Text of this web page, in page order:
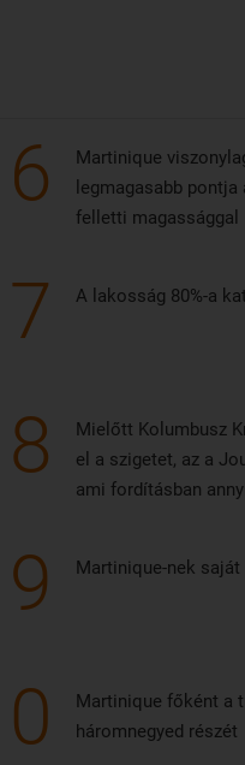
6
Martinique
legmagasabb
felletti magassággal
7 A lakosság 80%-a
8
Mielőtt Kolumbusz
el a szigetet, az a
ami fordításban
9 Martinique-nek
Martinique főként a
háromnegyed részét